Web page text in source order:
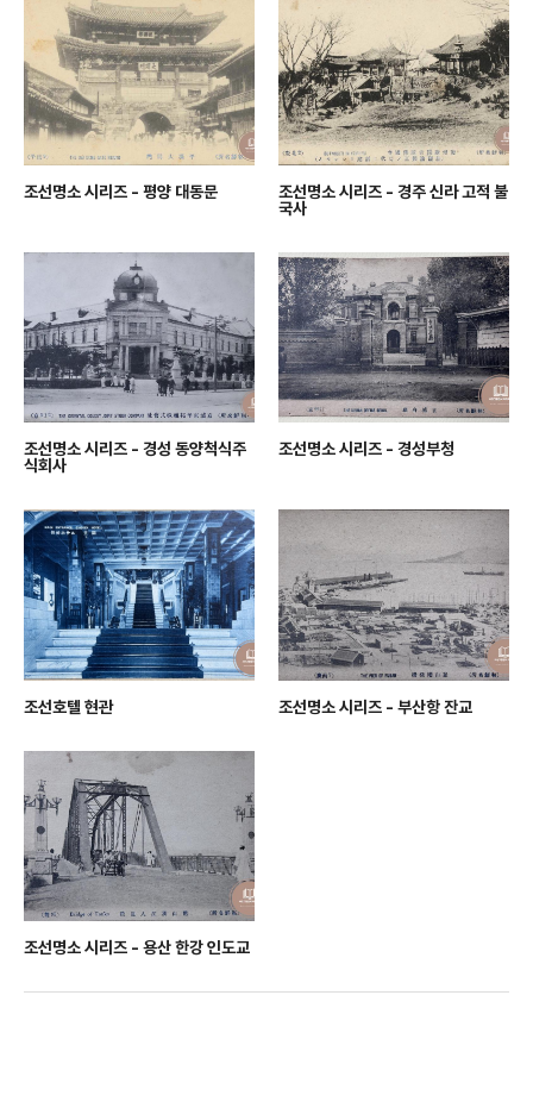
조선명소 시리즈 - 평양 대동문
조선명소 시리즈 - 경주 신라 고적 불
국사
조선명소 시리즈 - 경성 동양척식주
식회사
조선명소 시리즈 - 경성부청
조선호텔 현관 조선명소 시리즈 - 부산항 잔교
조선명소 시리즈 - 용산 한강 인도교